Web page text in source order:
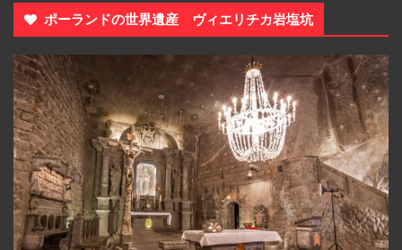
ポーランドの世界遺産 ヴィエリチカ岩塩坑